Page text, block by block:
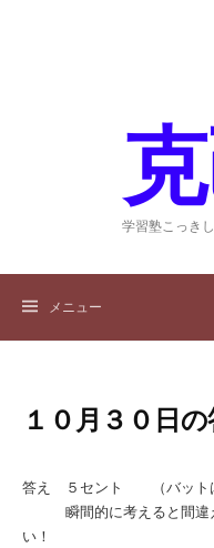
学習塾こっき
メニュー
１０月３０日の
答え ５セント （バットは
瞬間的に考えると間違え
い！